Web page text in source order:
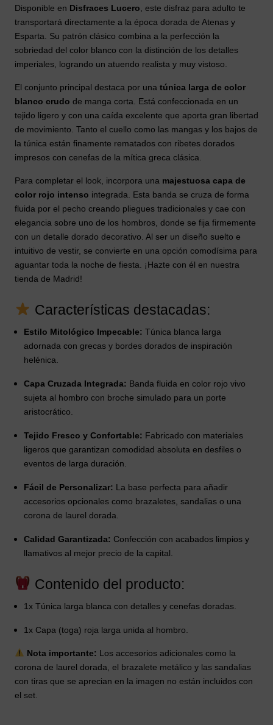
Disponible en Disfraces Lucero , este disfraz para adulto te
transportará directamente a la época dorada de Atenas y
Esparta. Su patrón clásico combina a la perfección la
sobriedad del color blanco con la distinción de los detalles
imperiales, logrando un atuendo realista y muy vistoso.
El conjunto principal destaca por una túnica larga de color
blanco crudo de manga corta. Está confeccionada en un
tejido ligero y con una caída excelente que aporta gran libertad
de movimiento. Tanto el cuello como las mangas y los bajos de
la túnica están finamente rematados con ribetes dorados
impresos con cenefas de la mítica greca clásica.
Para completar el look, incorpora una majestuosa capa de
color rojo intenso integrada. Esta banda se cruza de forma
fluida por el pecho creando pliegues tradicionales y cae con
elegancia sobre uno de los hombros, donde se fija firmemente
con un detalle dorado decorativo. Al ser un diseño suelto e
intuitivo de vestir, se convierte en una opción comodísima para
aguantar toda la noche de fiesta. ¡Hazte con él en nuestra
tienda de Madrid!
Características destacadas:
Estilo Mitológico Impecable: Túnica blanca larga
adornada con grecas y bordes dorados de inspiración
helénica.
Capa Cruzada Integrada: Banda fluida en color rojo vivo
sujeta al hombro con broche simulado para un porte
aristocrático.
Tejido Fresco y Confortable: Fabricado con materiales
ligeros que garantizan comodidad absoluta en desfiles o
eventos de larga duración.
Fácil de Personalizar: La base perfecta para añadir
accesorios opcionales como brazaletes, sandalias o una
corona de laurel dorada.
Calidad Garantizada: Confección con acabados limpios y
llamativos al mejor precio de la capital.
Contenido del producto:
1x Túnica larga blanca con detalles y cenefas doradas.
1x Capa (toga) roja larga unida al hombro.
Nota importante: Los accesorios adicionales como la
corona de laurel dorada, el brazalete metálico y las sandalias
con tiras que se aprecian en la imagen no están incluidos con
el set.